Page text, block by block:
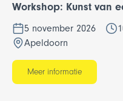
Workshop: Kunst van
5 november 2026
Apeldoorn
Meer informatie